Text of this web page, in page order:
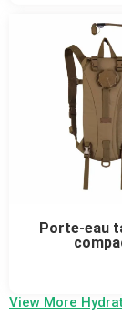
Porte-eau
View More